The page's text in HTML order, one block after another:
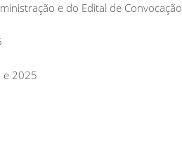
e do Edital de Convocação
e 2025